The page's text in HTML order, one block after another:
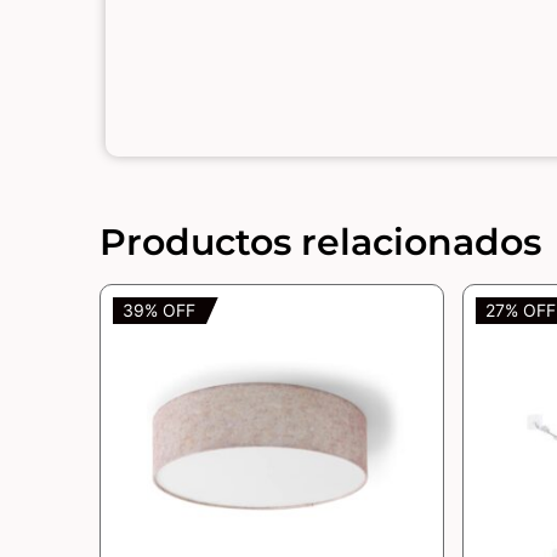
Productos relacionados
39% OFF 27% OFF